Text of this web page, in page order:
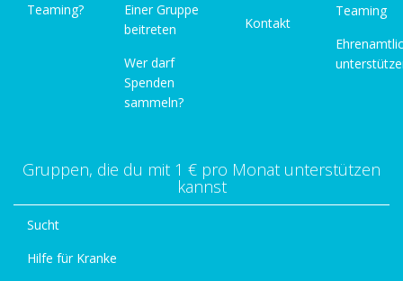
Teaming?
Einer Gruppe
beitreten
Wer darf
Spenden
sammeln?
Kontakt
Teaming
Gruppen, die du mit 1 € pro Monat unterstützen
kannst
Sucht
Hilfe für Kranke